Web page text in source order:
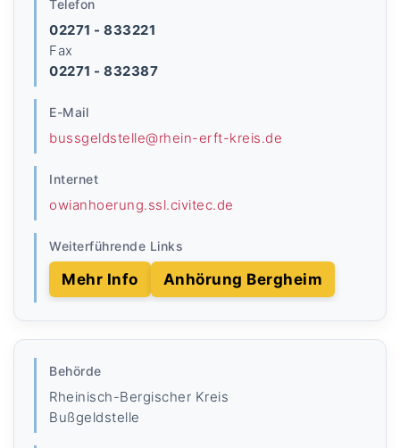
Telefon
02271 - 833221
Fax
02271 - 832387
E-Mail
bussgeldstelle@rhein-erft-kreis.de
Internet
owianhoerung.ssl.civitec.de
Weiterführende Links
Mehr Info Anhörung Bergheim
Behörde
Rheinisch-Bergischer Kreis
Bußgeldstelle